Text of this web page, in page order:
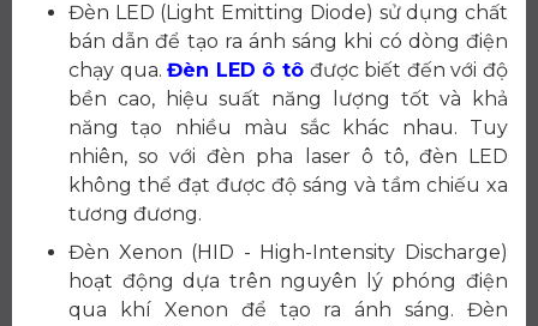
Đèn LED (Light Emitting Diode) sử dụng chất
bán dẫn để tạo ra ánh sáng khi có dòng điện
chạy qua.Đèn LED ô tô được biết đến với độ
bền cao, hiệu suất năng lượng tốt và khả
năng tạo nhiều màu sắc khác nhau. Tuy
nhiên, so với đèn pha laser ô tô, đèn LED
không thể đạt được độ sáng và tầm chiếu xa
tương đương.
Đèn Xenon (HID - High-Intensity Discharge)
hoạt động dựa trên nguyên lý phóng điện
qua khí Xenon để tạo ra ánh sáng. Đèn